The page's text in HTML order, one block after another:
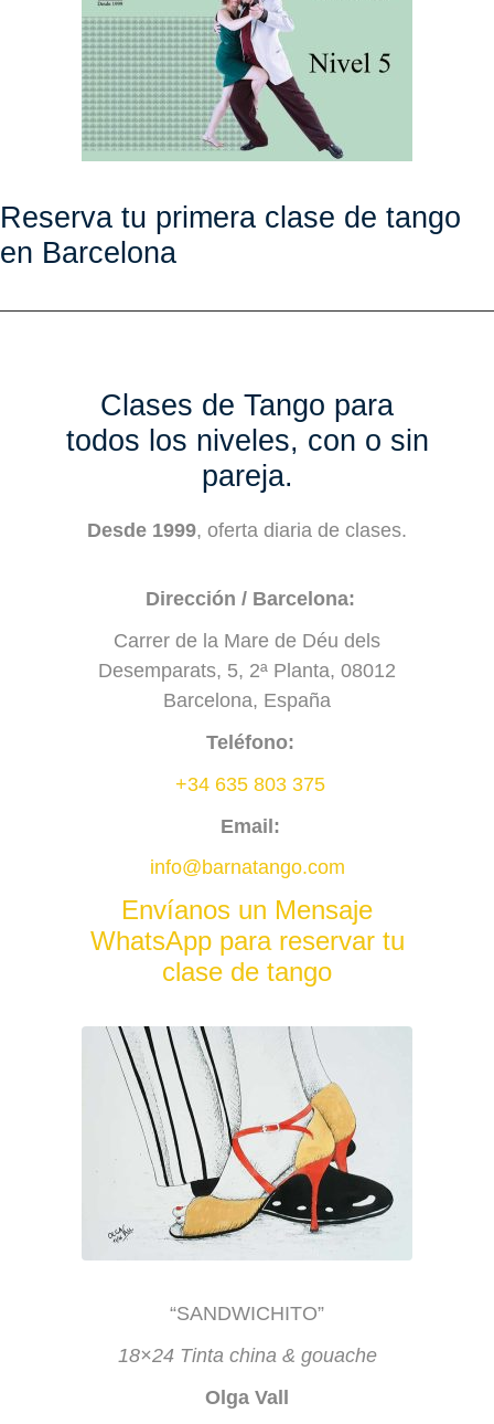
Reserva tu primera clase de tango
en Barcelona
Clases de Tango para
todos los niveles, con o sin
pareja.
Desde 1999, oferta diaria de clases.
Dirección / Barcelona:
Carrer de la Mare de Déu dels
Desemparats, 5, 2ª Planta, 08012
Barcelona, España
Teléfono:
+34 635 803 375
Email:
info@barnatango.com
Envíanos un Mensaje
WhatsApp para reservar tu
clase de tango
“SANDWICHITO”
18×24 Tinta china & gouache
Olga Vall